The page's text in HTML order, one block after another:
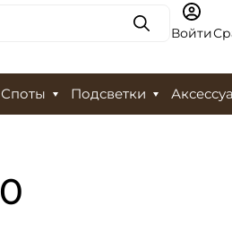
ПоискВойти
Споты Подсветки